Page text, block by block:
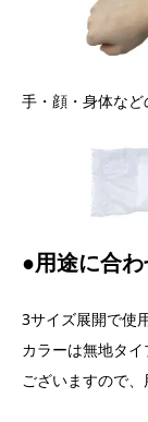
手・顔・身体な
●用途に合
3サイズ展開で使
カラーは無地タ
ございますので、